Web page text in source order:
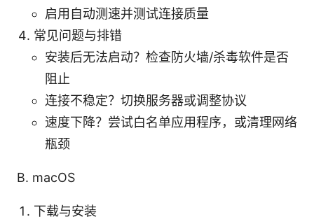
启用自动测速并测试连接质量
常见问题与排错
安装后无法启动？检查防火墙/杀毒软件是否
阻止
连接不稳定？切换服务器或调整协议
速度下降？尝试白名单应用程序，或清理网络
瓶颈
B. macOS
下载与安装